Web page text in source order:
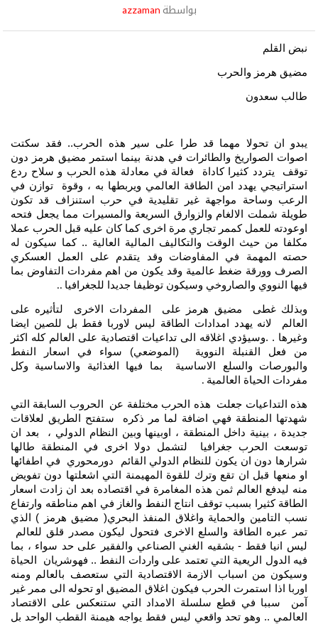
بواسطة azzaman
نبض القلم
مضيق هرمز والحرب
طالب سعدون
يبدو ان تحولا مهما قد طرا على سير هذه الحرب.. فقد سكتت
اصوات الصواريخ والطائرات في هدنة بينما استمر مضيق هرمز دون
توقف يتردد كثيرا كاداة فعالة في معادلة هذه الحرب و سلاح ردع
استراتيجي يهدد امن الطاقة العالمي ويربطها به ، وقوة توازن في
الرعب وساحة مواجهة غير تقليدية في حرب استنزاف قد تكون
طويلة شملت الالغام والزوارق السريعة والمسيرات مما يجعل فتحه
اوعودته للعمل كممر تجاري مرة اخرى كما كان عليه قبل الحرب عملا
مكلفا من حيث الوقت والتكاليف المالية العالية .. كما سيكون له
حصته المهمة في المفاوضات وقد يتقدم على العمل العسكري
الصرف وورقة ضغط عالمية وقد يكون من اهم مفردات التفاوض بما
فيها النووي والصاروخي وسيكون توظيفا جديدا للجغرافيا ..
وبذلك غطى مضيق هرمز على المفردات الاخرى لتأثيره على
العالم لانه يهدد امدادات الطاقة ليس لاوربا فقط بل للصين ايضا
وغيرها . .وسيؤدي اغلاقه الى تداعيات اقتصادية على العالم كله اكثر
من فعل القنبلة النووية (الموضعي) سواء في اسعار النفط
والبورصات والسلع الاساسية بما فيها الغذائية والاساسية وكل
مفردات الحياة العالمية .
هذه التداعيات جعلت هذه الحرب مختلفة عن الحروب السابقة التي
شهدتها المنطقة فهي اضافة لما مر ذكره ستفتح الطريق لعلاقات
جديدة ، بينية داخل المنطقة ، اوبينها وبين النظام الدولي ، بعد ان
توسعت الحرب جغرافيا لتشمل دولا اخرى في المنطقة طالها
شرارها دون ان يكون للنظام الدولي القائم دورمحوري في اطفائها
او منعها قبل ان تقع وترك للقوة المهيمنة التي اشعلتها دون تفويض
منه ليدفع العالم ثمن هذه المغامرة في اقتصاده بعد ان زادت اسعار
الطاقة كثيرا بسبب توقف انتاج النفط والغاز في اهم مناطقه وارتفاع
نسب التامين والحماية واغلاق المنفذ البحري( مضيق هرمز ) الذي
تمر عبره الطاقة والسلع الاخرى فتحول ليكون مصدر قلق للعالم
ليس انيا فقط - بشقيه الغني الصناعي والفقير على حد سواء ، بما
فيه الدول الريعية التي تعتمد على واردات النفط .. فهوشريان الحياة
وسيكون من اسباب الازمة الاقتصادية التي ستعصف بالعالم ومنه
اوربا اذا استمرت الحرب فيكون اغلاق المضيق او تحوله الى ممر غير
آمن سببا في قطع سلسلة الامداد التي ستنعكس على الاقتصاد
العالمي .. وهو تحد واقعي ليس فقط يواجه هيمنة القطب الواحد بل